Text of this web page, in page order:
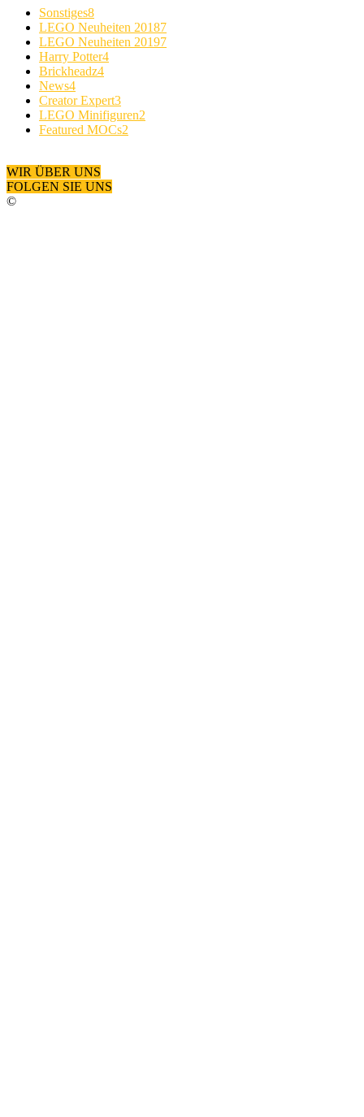
Sonstiges8
LEGO Neuheiten 20187
LEGO Neuheiten 20197
Harry Potter4
Brickheadz4
News4
Creator Expert3
LEGO Minifiguren2
Featured MOCs2
WIR ÜBER UNS
FOLGEN SIE UNS
©